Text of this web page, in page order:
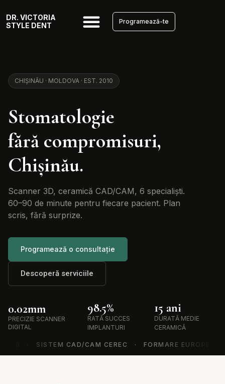
DR. VICTORIA
STYLE DENT
Programează-te
CHIȘINĂU · MOLDOVA · EST. 2010
Stomatologie
fără compromisuri,
Chișinău.
Scanner 3D, ceramică CAD/CAM, 6 specialiști.
60–90 de minute pentru fiecare pacient. Plan
scris, fără surprize.
Programează o consultație
Descoperă serviciile
PRECIZIE SCANNER
DIGITAL
0.02mm
RATĂ SUCCES
IMPLANTURI
98.5%
DURATĂ MEDIE
CERAMICĂ
15 ani
SISTEM CAD/CAM CEREC · FORMARE EUROPEANĂ